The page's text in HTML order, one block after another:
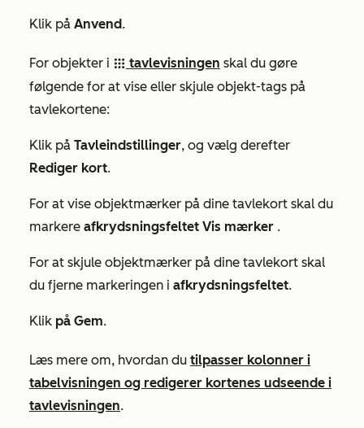
Klik på Anvend.
For objekter i grid tavlevisningen skal du gøre
følgende for at vise eller skjule objekt-tags på
tavlekortene:
Klik på Tavleindstillinger, og vælg derefter
Rediger kort.
For at vise objektmærker på dine tavlekort skal du
markere afkrydsningsfeltet Vis mærker .
For at skjule objektmærker på dine tavlekort skal
du fjerne markeringen i afkrydsningsfeltet.
Klik på Gem.
Læs mere om, hvordan du tilpasser kolonner i
tabelvisningen og redigerer kortenes udseende i
tavlevisningen.